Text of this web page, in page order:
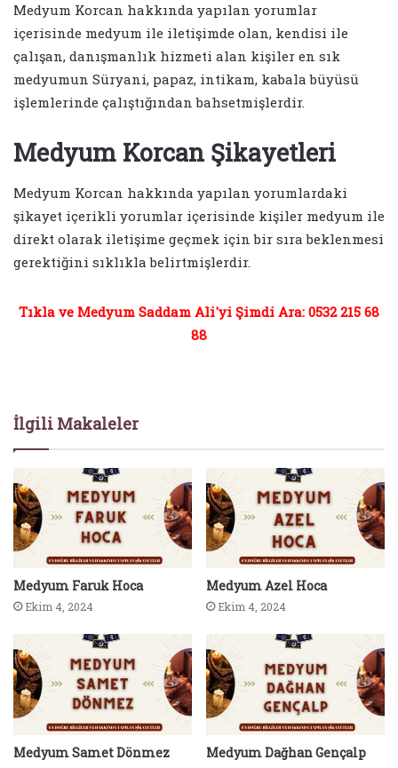
Medyum Korcan hakkında yapılan yorumlar
içerisinde medyum ile iletişimde olan, kendisi ile
çalışan, danışmanlık hizmeti alan kişiler en sık
medyumun Süryani, papaz, intikam, kabala büyüsü
işlemlerinde çalıştığından bahsetmişlerdir.
Medyum Korcan Şikayetleri
Medyum Korcan hakkında yapılan yorumlardaki
şikayet içerikli yorumlar içerisinde kişiler medyum ile
direkt olarak iletişime geçmek için bir sıra beklenmesi
gerektiğini sıklıkla belirtmişlerdir.
Tıkla ve Medyum Saddam Ali'yi Şimdi Ara: 0532 215 68
88
İlgili Makaleler
Medyum Faruk Hoca
Ekim 4, 2024
Medyum Azel Hoca
Ekim 4, 2024
Medyum Samet Dönmez Medyum Dağhan Gençalp